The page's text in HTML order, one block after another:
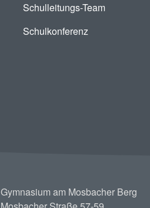
Schulleitungs-Team
Schulkonferenz
Gymnasium am Mosbacher Berg